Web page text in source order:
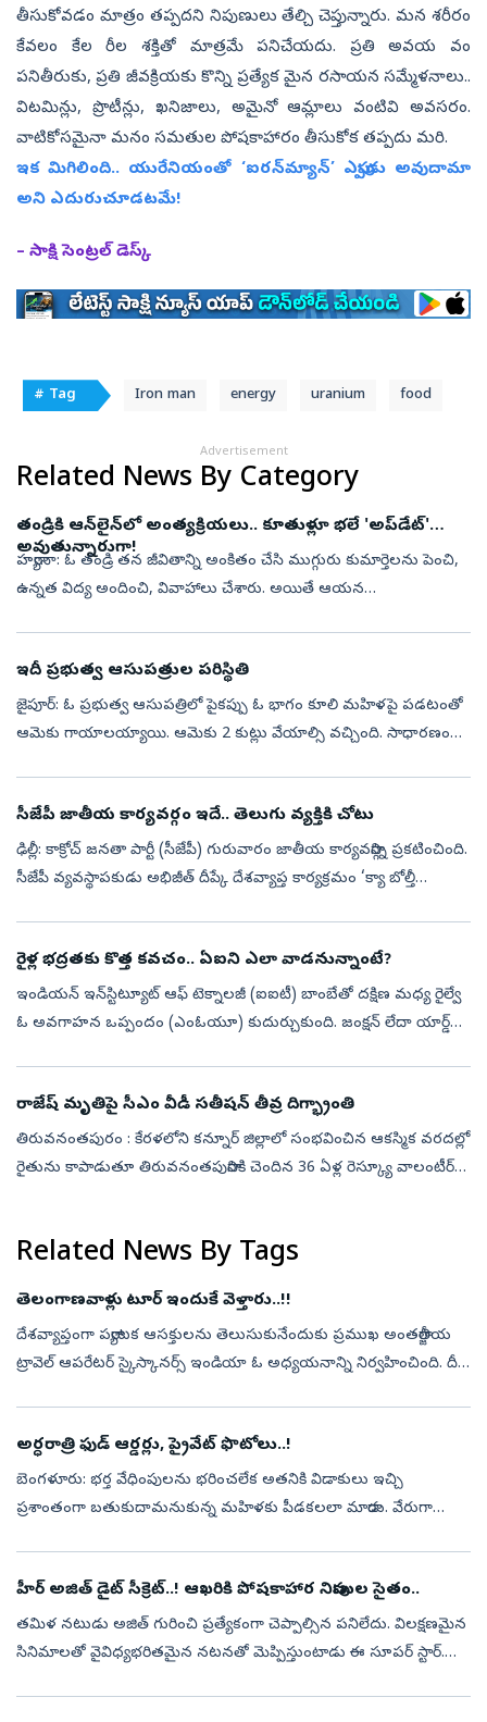
తీసుకోవడం మాత్రం తప్పదని నిపుణులు తేల్చి చెప్తున్నారు. మన శరీరం
కేవలం కేల రీల శక్తితో మాత్రమే పనిచేయదు. ప్రతి అవయ వం
పనితీరుకు, ప్రతి జీవక్రియకు కొన్ని ప్రత్యేక మైన రసాయన సమ్మేళనాలు..
విటమిన్లు, ప్రొటీన్లు, ఖనిజాలు, అమైనో ఆమ్లాలు వంటివి అవసరం.
వాటికోసమైనా మనం సమతుల పోషకాహారం తీసుకోక తప్పదు మరి.
ఇక మిగిలింది.. యురేనియంతో ‘ఐరన్‌మ్యాన్‌’ ఎప్పుడు అవుదామా
అని ఎదురుచూడటమే!
– సాక్షి సెంట్రల్‌ డెస్క్‌
# Tag Iron man energy uranium food
Advertisement
Related News By Category
తండ్రికి ఆన్‌లైన్‌లో అంత్యక్రియలు.. కూతుళ్లూ భలే 'అప్‌డేట్‌'
అవుతున్నారుగా!
హర్యానా: ఓ తండ్రి తన జీవితాన్ని అంకితం చేసి ముగ్గురు కుమార్తెలను పెంచి,
ఉన్నత విద్య అందించి, వివాహాలు చేశారు. అయితే ఆయన
ఇదీ ప్రభుత్వ ఆసుపత్రుల పరిస్థితి
జైపూర్‌: ఓ ప్రభుత్వ ఆసుపత్రిలో పైకప్పు ఓ భాగం కూలి మహిళపై పడటంతో
ఆమెకు గాయాలయ్యాయి. ఆమెకు 2 కుట్లు వేయాల్సి వచ్చింది. సాధారణంగా
సీజేపీ జాతీయ కార్యవర్గం ఇదే.. తెలుగు వ్యక్తికి చోటు
ఢిల్లీ: కాక్రోచ్ జనతా పార్టీ (సీజేపీ) గురువారం జాతీయ కార్యవర్గాన్ని ప్రకటించింది.
సీజేపీ వ్యవస్థాపకుడు అభిజీత్ దీప్కే దేశవ్యాప్త కార్యక్రమం ‘క్యా బోల్తీ
రైళ్ల భద్రతకు కొత్త కవచం.. ఏఐని ఎలా వాడనున్నాంటే?
ఇండియన్ ఇన్‌స్టిట్యూట్ ఆఫ్ టెక్నాలజీ (ఐఐటీ) బాంబేతో దక్షిణ మధ్య రైల్వే
ఓ అవగాహన ఒప్పందం (ఎంఓయూ) కుదుర్చుకుంది. జంక్షన్ లేదా యార్డ్
రాజేష్‌ మృతిపై సీఎం వీడీ సతీషన్ తీవ్ర దిగ్భ్రాంతి
తిరువనంతపురం : కేరళలోని కన్నూర్ జిల్లాలో సంభవించిన ఆకస్మిక వరదల్లో
రైతును కాపాడుతూ తిరువనంతపురానికి చెందిన 36 ఏళ్ల రెస్క్యూ వాలంటీర్
Related News By Tags
తెలంగాణవాళ్లు టూర్‌ ఇందుకే వెళ్తారు..!!
దేశవ్యాప్తంగా పర్యాటక ఆసక్తులను తెలుసుకునేందుకు ప్రముఖ అంతర్జాతీయ
ట్రావెల్‌ ఆపరేటర్‌ స్కైస్కానర్స్‌ ఇండియా ఓ అధ్యయనాన్ని నిర్వహించింది. దీని
అర్ధరాత్రి ఫుడ్ ఆర్డర్లు, ప్రైవేట్ ఫొటోలు..!
బెంగళూరు: భర్త వేధింపులను భరించలేక అతనికి విడాకులు ఇచ్చి
ప్రశాంతంగా బతుకుదామనుకున్న మహిళకు పీడకలలా మారాడు. వేరుగా
హీర్‌ అజిత్‌ డైట్‌ సీక్రెట్‌..! ఆఖరికి పోషకాహార నిపుణుల సైతం..
తమిళ నటుడు అజిత్‌ గురించి ప్రత్యేకంగా చెప్పాల్సిన పనిలేదు. విలక్షణమైన
సినిమాలతో వైవిధ్యభరితమైన నటనతో మెప్పిస్తుంటాడు ఈ సూపర్‌ స్టార్‌.